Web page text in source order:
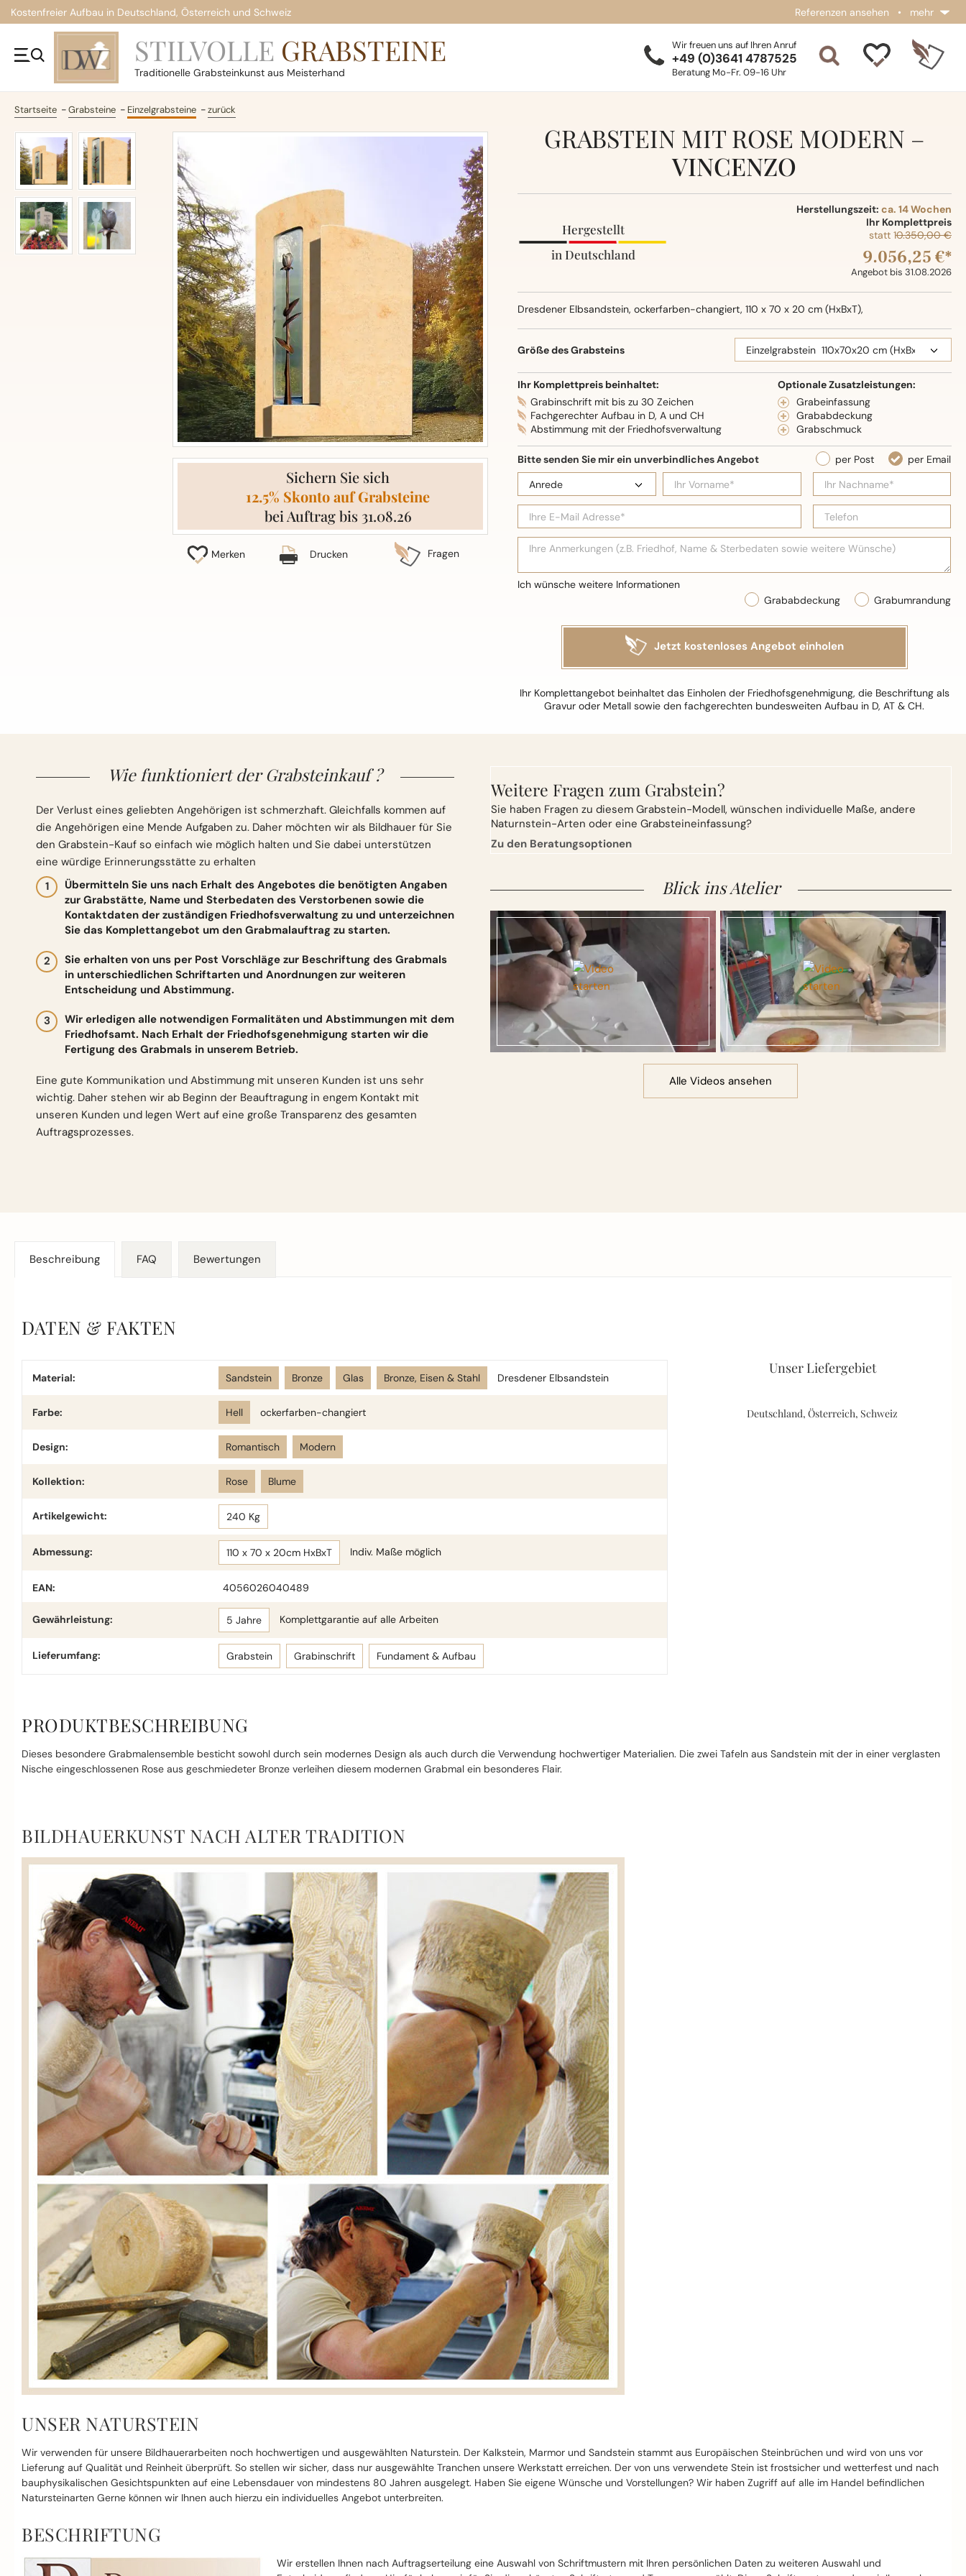
Kostenfreier Aufbau in Deutschland, Österreich und Schweiz Referenzen ansehen • mehr
STILVOLLE GRABSTEINE
Traditionelle Grabsteinkunst aus Meisterhand
Wir freuen uns auf Ihren Anruf
+49 (0)3641 4787525
Beratung Mo-Fr. 09-16 Uhr
Startseite Grabsteine Einzelgrabsteine zurück
Sichern Sie sich
12.5% Skonto auf Grabsteine
bei Auftrag bis 31.08.26
Merken Drucken Fragen
GRABSTEIN MIT ROSE MODERN –
VINCENZO
Hergestellt
in Deutschland
Herstellungszeit: ca. 14 Wochen
Ihr Komplettpreis
statt 10.350,00 €
9.056,25 €*
Angebot bis 31.08.2026
Dresdener Elbsandstein, ockerfarben-changiert, 110 x 70 x 20 cm (HxBxT),
Oberflächenbearbeitung: Seidenglanz
Größe des Grabsteins
Ihr Komplettpreis beinhaltet:
Grabinschrift mit bis zu 30 Zeichen
Fachgerechter Aufbau in D, A und CH
Abstimmung mit der Friedhofsverwaltung
Optionale Zusatzleistungen:
Grabeinfassung
Grababdeckung
Grabschmuck
Grabumrandung
Grababdeckung
Ihr Komplettangebot beinhaltet das Einholen der Friedhofsgenehmigung, die Beschriftung als
Gravur oder Metall sowie den fachgerechten bundesweiten Aufbau in D, AT & CH.
Wie funktioniert der Grabsteinkauf ?
Der Verlust eines geliebten Angehörigen ist schmerzhaft. Gleichfalls kommen auf
die Angehörigen eine Mende Aufgaben zu. Daher möchten wir als Bildhauer für Sie
den Grabstein-Kauf so einfach wie möglich halten und Sie dabei unterstützen
eine würdige Erinnerungsstätte zu erhalten
Übermitteln Sie uns nach Erhalt des Angebotes die benötigten Angaben
zur Grabstätte, Name und Sterbedaten des Verstorbenen sowie die
Kontaktdaten der zuständigen Friedhofsverwaltung zu und unterzeichnen
Sie das Komplettangebot um den Grabmalauftrag zu starten.
Sie erhalten von uns per Post Vorschläge zur Beschriftung des Grabmals
in unterschiedlichen Schriftarten und Anordnungen zur weiteren
Entscheidung und Abstimmung.
Wir erledigen alle notwendigen Formalitäten und Abstimmungen mit dem
Friedhofsamt. Nach Erhalt der Friedhofsgenehmigung starten wir die
Fertigung des Grabmals in unserem Betrieb.
Eine gute Kommunikation und Abstimmung mit unseren Kunden ist uns sehr
wichtig. Daher stehen wir ab Beginn der Beauftragung in engem Kontakt mit
unseren Kunden und legen Wert auf eine große Transparenz des gesamten
Auftragsprozesses.
Weitere Fragen zum Grabstein?
Sie haben Fragen zu diesem Grabstein-Modell, wünschen individuelle Maße, andere
Naturnstein-Arten oder eine Grabsteineinfassung?
Zu den Beratungsoptionen
Blick ins Atelier
Alle Videos ansehen
Beschreibung
DATEN & FAKTEN
Material: Sandstein Bronze Glas Bronze, Eisen & Stahl Dresdener Elbsandstein
Farbe: Hell ockerfarben-changiert
Design: Romantisch Modern
Kollektion: Rose Blume
Artikelgewicht: 240 Kg
Abmessung: 110 x 70 x 20cm HxBxT Indiv. Maße möglich
EAN: 4056026040489
Gewährleistung: 5 Jahre Komplettgarantie auf alle Arbeiten
Lieferumfang: Grabstein Grabinschrift Fundament & Aufbau
Unser Liefergebiet
Deutschland, Österreich, Schweiz
PRODUKTBESCHREIBUNG
Dieses besondere Grabmalensemble besticht sowohl durch sein modernes Design als auch durch die Verwendung hochwertiger Materialien. Die zwei Tafeln aus Sandstein mit der in einer verglasten
Nische eingeschlossenen Rose aus geschmiedeter Bronze verleihen diesem modernen Grabmal ein besonderes Flair.
BILDHAUERKUNST NACH ALTER TRADITION
UNSER NATURSTEIN
Wir verwenden für unsere Bildhauerarbeiten noch hochwertigen und ausgewählten Naturstein. Der Kalkstein, Marmor und Sandstein stammt aus Europäischen Steinbrüchen und wird von uns vor
Lieferung auf Qualität und Reinheit überprüft. So stellen wir sicher, dass nur ausgewählte Tranchen unsere Werkstatt erreichen. Der von uns verwendete Stein ist frostsicher und wetterfest und nach
bauphysikalischen Gesichtspunkten auf eine Lebensdauer von mindestens 80 Jahren ausgelegt. Haben Sie eigene Wünsche und Vorstellungen? Wir haben Zugriff auf alle im Handel befindlichen
Natursteinarten Gerne können wir Ihnen auch hierzu ein individuelles Angebot unterbreiten.
BESCHRIFTUNG
Wir erstellen Ihnen nach Auftragserteilung eine Auswahl von Schriftmustern mit Ihren persönlichen Daten zu weiteren Auswahl und
FAQ Bewertungen